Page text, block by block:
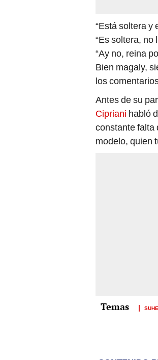
“Está soltera y
“Es soltera, no
“Ay no, reina
Bien magaly,
los
Antes de su
Cipriani habló
constante falta
modelo, quien